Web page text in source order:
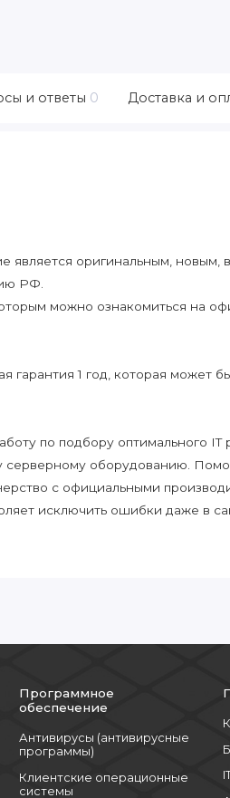
и ответы 0 Доставка и
оригинальным, новым, в
РФ.
можно ознакомиться на
гарантия 1 год, которая может
по подбору оптимального IT
оборудованию.
с официальными
исключить ошибки даже в
Программное
обеспечение
Антивирусы (антивирусные
программы)
Клиентские операционные
системы